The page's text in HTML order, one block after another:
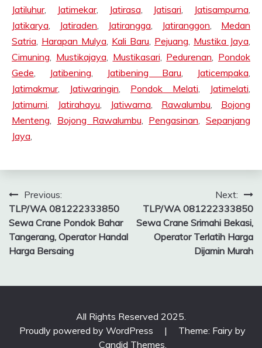
Jatiluhur, Jatimekar, Jatirasa Jatisari Jatisampurna
Jatikarya
Jatiraden Jatirangga Jatiranggon
Medan
Satria Harapan Mulya Kali Baru Pejuang Mustika Jaya
Cimuning
Mustikajaya Mustikasari Pedurenan
Pondok
Gede
Jatibening Jatibening Baru Jaticempaka
Jatimakmur, Jatiwaringin Pondok Melati Jatimelati
Jatimurni
Jatirahayu Jatiwarna Rawalumbu
Bojong
Menteng
Bojong Rawalumbu Pengasinan
Sepanjang
Jaya
Post
navigation
Previous:
TLP/WA 081222333850
Sewa Crane Pondok Bahar
Tangerang, Operator Handal
Harga Bersaing
Next:
TLP/WA 081222333850
Sewa Crane Srimahi Bekasi,
Operator Terlatih Harga
Dijamin Murah
All Rights Reserved 2025.
Proudly powered by WordPress
|
Theme: Fairy by
Candid Themes